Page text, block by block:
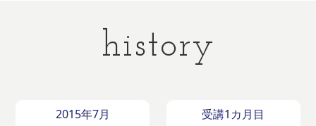
history
2015年7月 受講1カ月目